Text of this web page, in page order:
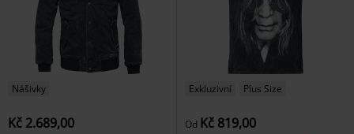
Nášivky
Kč 2.689,00
Exkluzivní Plus Size
Od Kč 819,00